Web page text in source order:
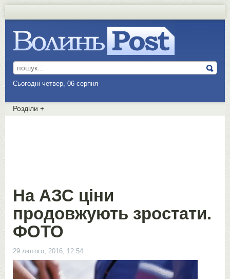
Сьогодні четвер, 06 серпня
Розділи +
На АЗС ціни
продовжують зростати.
ФОТО
29 лютого, 2016, 12:54